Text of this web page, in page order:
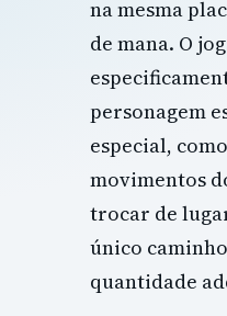
na mesma
de mana. O
personagem
especial,
movimentos
trocar de
único
quantidade